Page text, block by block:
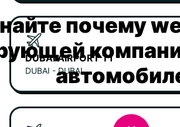
DUBAI AIRPORT T1
DUBAI - DUBAI
почему